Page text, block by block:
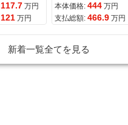
117.7 万円
121 万円
本体価格: 444 万円
支払総額: 466.9 万円
新着一覧全てを見る